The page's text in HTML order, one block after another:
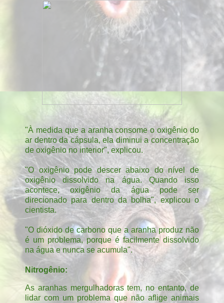
"À medida que a aranha consome o oxigênio do
ar dentro da cápsula, ela diminui a concentração
de oxigênio no interior", explicou.
"O oxigênio pode descer abaixo do nível de
oxigênio dissolvido na água. Quando isso
acontece, oxigênio da água pode ser
direcionado para dentro da bolha", explicou o
cientista.
"O dióxido de carbono que a aranha produz não
é um problema, porque é facilmente dissolvido
na água e nunca se acumula".
Nitrogênio:
As aranhas mergulhadoras tem, no entanto, de
lidar com um problema que não aflige animais